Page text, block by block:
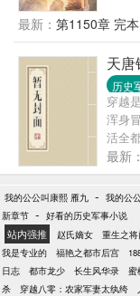
长安
报仇
辈子
填补
最新： 第1150章 完
天唐
历史
穿越
浑身
活全
最新：
我的公公叫康熙 雁九 - 我的公
新章节 - 好看的历史军事小说
站内强推 赵氏嫡女 重生之
我是专业的
福艳之都市后宫
日志
都市龙少 长生风华录 蜜
杀
穿越八零：农家军妻太纨绔